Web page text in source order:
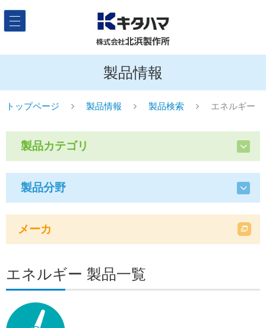
製品情報
トップページ 製品情報 製品検索 エネルギー
製品カテゴリ
製品分野
メーカ
エネルギー 製品一覧